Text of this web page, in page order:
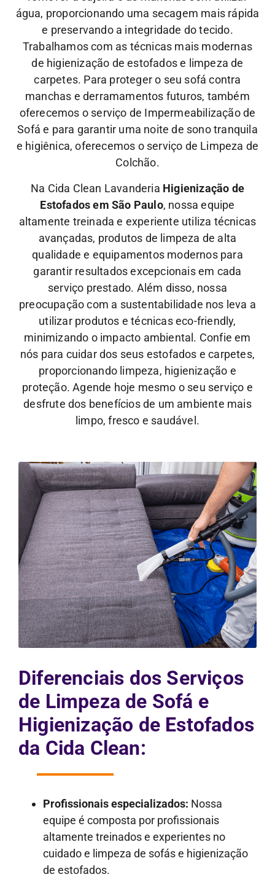
água, proporcionando uma secagem mais rápida
e preservando a integridade do tecido.
Trabalhamos com as técnicas mais modernas
de higienização de estofados e limpeza de
carpetes. Para proteger o seu sofá contra
manchas e derramamentos futuros, também
oferecemos o serviço de Impermeabilização de
Sofá e para garantir uma noite de sono tranquila
e higiênica, oferecemos o serviço de Limpeza de
Colchão.
Na Cida Clean Lavanderia Higienização de
Estofados em São Paulo, nossa equipe
altamente treinada e experiente utiliza técnicas
avançadas, produtos de limpeza de alta
qualidade e equipamentos modernos para
garantir resultados excepcionais em cada
serviço prestado. Além disso, nossa
preocupação com a sustentabilidade nos leva a
utilizar produtos e técnicas eco-friendly,
minimizando o impacto ambiental. Confie em
nós para cuidar dos seus estofados e carpetes,
proporcionando limpeza, higienização e
proteção. Agende hoje mesmo o seu serviço e
desfrute dos benefícios de um ambiente mais
limpo, fresco e saudável.
Diferenciais dos Serviços
de Limpeza de Sofá e
Higienização de Estofados
da Cida Clean:
Profissionais especializados: Nossa
equipe é composta por profissionais
altamente treinados e experientes no
cuidado e limpeza de sofás e higienização
de estofados.